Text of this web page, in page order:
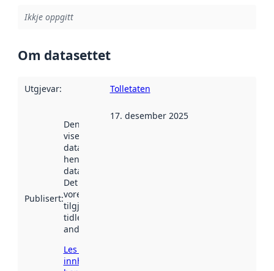
Ikkje oppgitt
Om datasettet
Utgjevar: Tolletaten
Publisert:
Denne datoen
viser når
datasettet vart
henta inn av
data.norge.no.
Det kan ha
vore
tilgjengeleg
tidlegare
andre stader.
Les meir om
innhenting
17. desember 2025